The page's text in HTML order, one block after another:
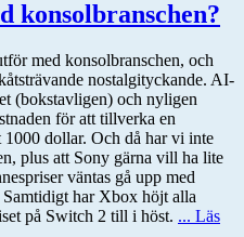
konsolbranschen?
med konsolbranschen, och
nostalgityckande. AI-
(bokstavligen) och nyligen
för att tillverka en
dollar. Och då har vi inte
plus att Sony gärna vill ha lite
väntas gå upp med
Samtidigt har Xbox höjt alla
på Switch 2 till i höst. ... Läs